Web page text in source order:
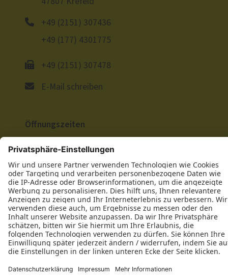
+49 (2151) 307436
+49 (177) 4301775
+49 (2151) 307478
E-Mail schreiben
Öffnungszeiten
Wir freuen uns auf Ihre Anfrage!
Jetzt Kontakt aufnehmen
Datenschutz Impressum Kontakt